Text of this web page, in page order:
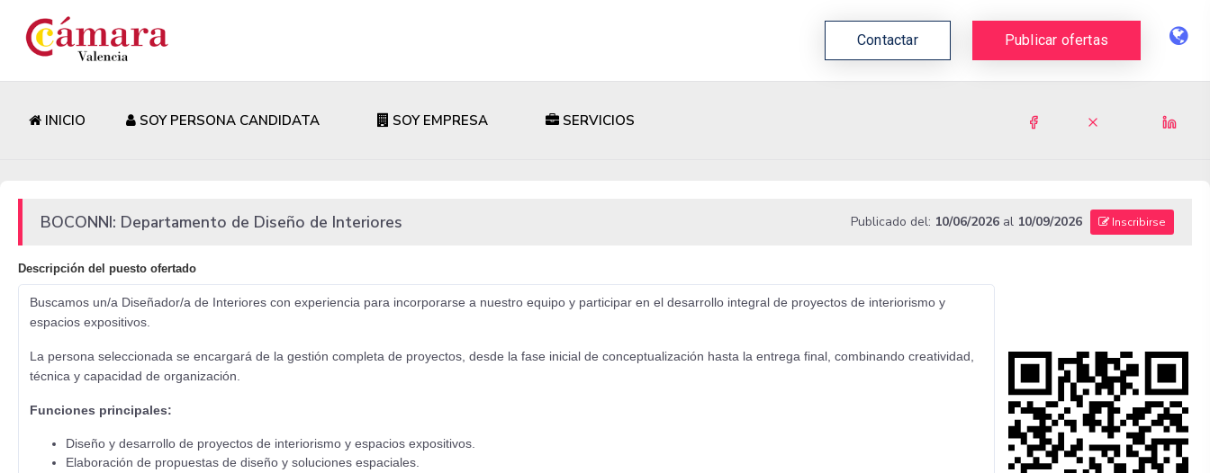
Contactar Publicar ofertas
INICIO SOY PERSONA CANDIDATA SOY EMPRESA SERVICIOS
BOCONNI: Departamento de Diseño de Interiores Publicado del: 10/06/2026al 10/09/2026 Inscribirse
Descripción del puesto ofertado
Buscamos un/a Diseñador/a de Interiores con experiencia para incorporarse a nuestro equipo y participar en el desarrollo integral de proyectos de interiorismo y
espacios expositivos.
La persona seleccionada se encargará de la gestión completa de proyectos, desde la fase inicial de conceptualización hasta la entrega final, combinando creatividad,
técnica y capacidad de organización.
Funciones principales:
Diseño y desarrollo de proyectos de interiorismo y espacios expositivos.
Elaboración de propuestas de diseño y soluciones espaciales.